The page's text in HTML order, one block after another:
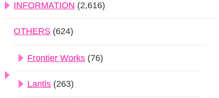
INFORMATION (2,616)
OTHERS (624)
Frontier Works (76)
Lantis (263)